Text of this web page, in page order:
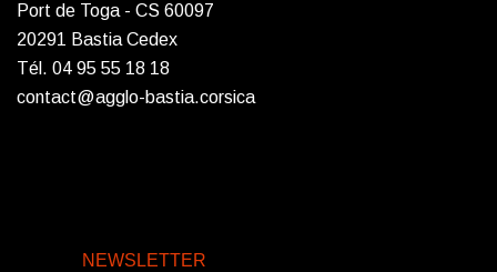
Port de Toga - CS 60097
20291 Bastia Cedex
Tél. 04 95 55 18 18
contact@agglo-bastia.corsica
NEWSLETTER